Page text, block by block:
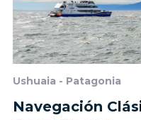
Ushuaia - Patagonia
Navegación